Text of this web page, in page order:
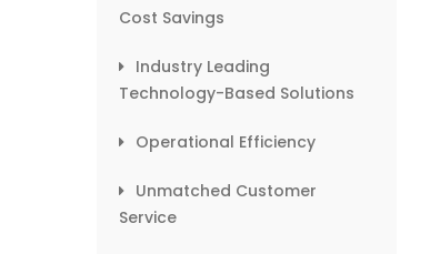
Cost Savings
Industry Leading
Technology-Based Solutions
Operational Efficiency
Unmatched Customer
Service